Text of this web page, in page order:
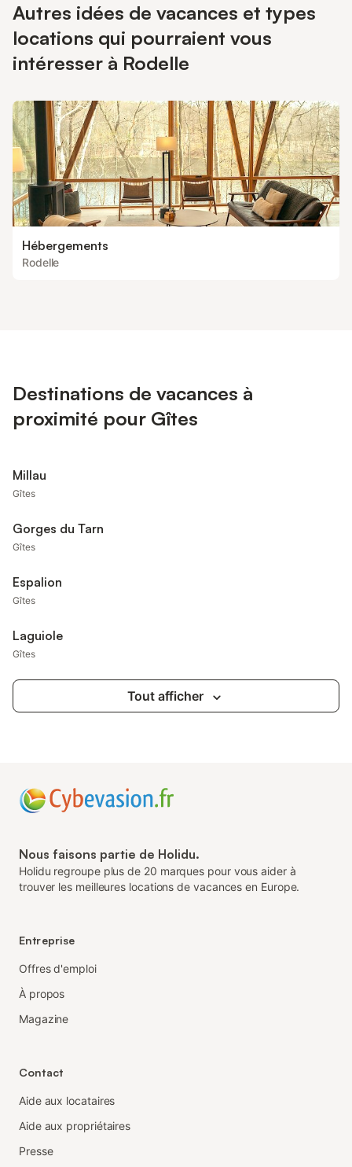
Autres idées de vacances et types
locations qui pourraient vous
intéresser à Rodelle
Hébergements
Rodelle
Destinations de vacances à
proximité pour Gîtes
Millau
Gîtes
Gorges du Tarn
Gîtes
Espalion
Gîtes
Laguiole
Gîtes
Tout afficher
Nous faisons partie de Holidu.
Holidu regroupe plus de 20 marques pour vous aider à
trouver les meilleures locations de vacances en Europe.
Entreprise
Offres d'emploi
À propos
Magazine
Contact
Aide aux locataires
Aide aux propriétaires
Presse